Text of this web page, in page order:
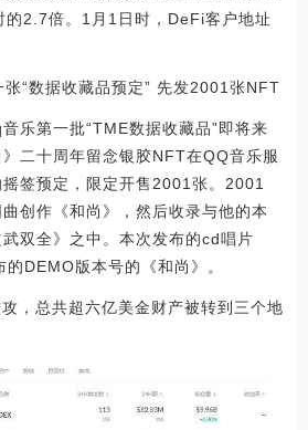
的2.7倍。1月1日时，DeFi客户地址
“数据收藏品预定” 先发2001张NFT
乐第一批“TME数据收藏品”即将来
二十周年留念银胶NFT在QQ音乐服
签预定，限定开售2001张。2001
创作《和尚》，然后收录与他的本
双全》之中。本次发布的cd唱片
DEMO版本号的《和尚》。
，总共超六亿美金财产被转到三个地